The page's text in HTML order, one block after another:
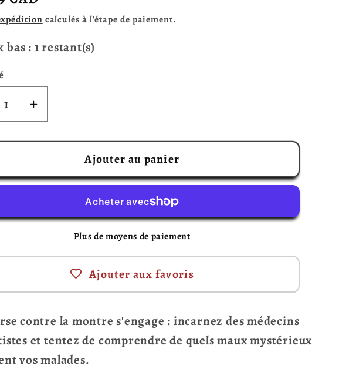
calculés à l'étape de paiement.
bas : 1 restant(s)
Augmenter
la
quantité
Medical
Mysteries
New-
Service
d&#39;Urgences
Ajouter au panier
Plus de moyens de paiement
Ajouter aux favoris
contre la montre s'engage : incarnez des médecins
et tentez de comprendre de quels maux mystérieux
vos malades.